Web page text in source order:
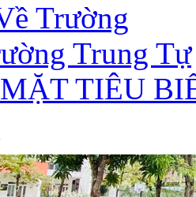
Trường
Trung Tự
TIÊU